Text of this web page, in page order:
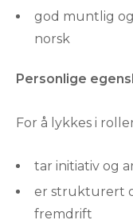
god muntlig
norsk
Personlige
For å lykkes i
tar initiativ og
er strukturert
fremdrift